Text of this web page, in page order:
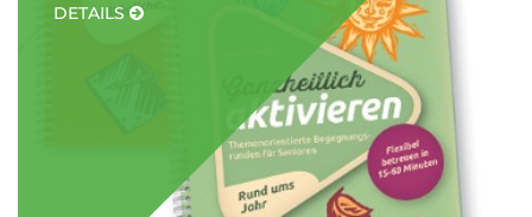
DETAILS